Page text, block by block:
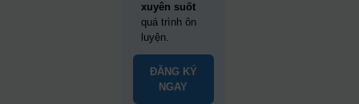
xuyên suốt
quá trình ôn
luyện.
ĐĂNG KÝ
NGAY